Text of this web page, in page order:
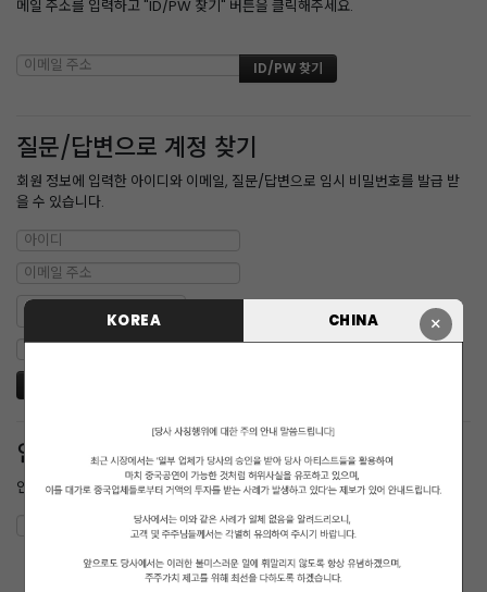
×
KOREA CHINA
메일 주소를 입력하고 "ID/PW 찾기" 버튼을 클릭해주세요.
질문/답변으로 계정 찾기
회원 정보에 입력한 아이디와 이메일, 질문/답변으로 임시 비밀번호를 발급 받
을 수 있습니다.
인증메일 재발송
인증 메일을 받지 못한 경우 다시 받을 수 있습니다.